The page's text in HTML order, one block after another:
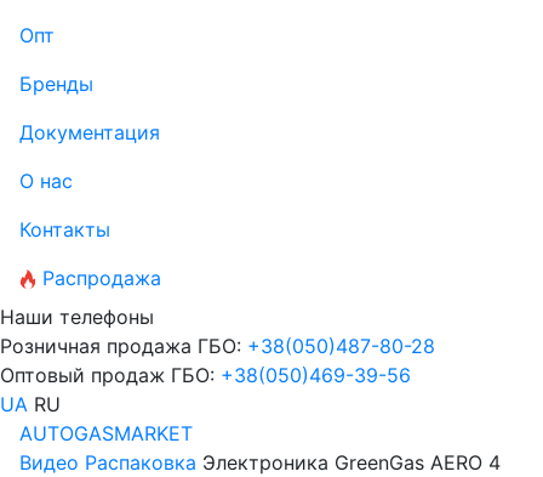
Опт
Бренды
Документация
О нас
Контакты
Распродажа
Наши телефоны
Розничная продажа ГБО: +38(050)487-80-28
Оптовый продаж ГБО: +38(050)469-39-56
UA RU
AUTOGASMARKET
Видео Распаковка Электроника GreenGas AERO 4